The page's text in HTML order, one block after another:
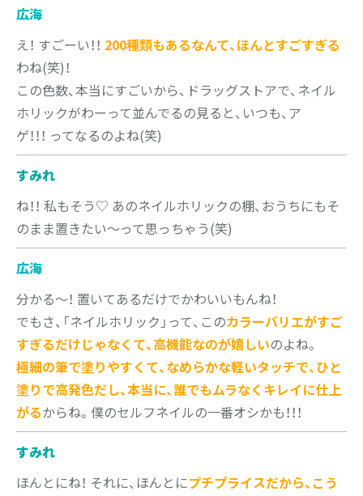
広海
え！ すごーい！！ 200種類もあるなんて、ほんとすごすぎる
わね(笑)！
この色数、本当にすごいから、ドラッグストアで、ネイル
ホリックがわーって並んでるの見ると、いつも、ア
ゲ！！！ ってなるのよね(笑)
すみれ
ね！！ 私もそう♡ あのネイルホリックの棚、おうちにもそ
のまま置きたい～って思っちゃう(笑)
広海
分かる～！ 置いてあるだけでかわいいもんね！
でもさ、「ネイルホリック」って、このカラーバリエがすご
すぎるだけじゃなくて、高機能なのが嬉しいのよね。
極細の筆で塗りやすくて、なめらかな軽いタッチで、ひと
塗りで高発色だし、本当に、誰でもムラなくキレイに仕上
がるからね。僕のセルフネイルの一番オシかも！！！
すみれ
ほんとにね！ それに、ほんとにプチプライスだから、こう